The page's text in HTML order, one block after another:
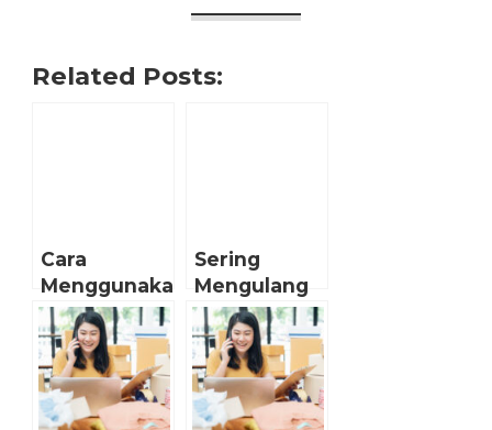
Related Posts:
Cara
Menggunakan
Fitur
Questions
Baru
Instagram
Sering
Mengulang
dan
Menggunakan
Banyak
Hashtag?
Hati-Hati